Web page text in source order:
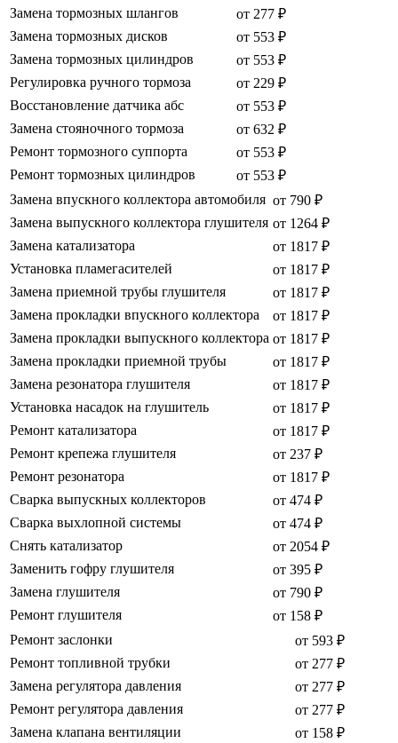
Замена тормозных шлангов
от 277 ₽
Замена тормозных дисков
от 553 ₽
Замена тормозных цилиндров
от 553 ₽
Регулировка ручного тормоза
от 229 ₽
Восстановление датчика абс
от 553 ₽
Замена стояночного тормоза
от 632 ₽
Ремонт тормозного суппорта
от 553 ₽
Ремонт тормозных цилиндров
от 553 ₽
Замена впускного коллектора автомобиля от 790 ₽
Замена выпускного коллектора глушителя от 1264 ₽
Замена катализатора
от 1817 ₽
Установка пламегасителей
от 1817 ₽
Замена приемной трубы глушителя
от 1817 ₽
Замена прокладки впускного коллектора
от 1817 ₽
Замена прокладки выпускного коллектора от 1817 ₽
Замена прокладки приемной трубы
от 1817 ₽
Замена резонатора глушителя
от 1817 ₽
Установка насадок на глушитель
от 1817 ₽
Ремонт катализатора
от 1817 ₽
Ремонт крепежа глушителя
от 237 ₽
Ремонт резонатора
от 1817 ₽
Сварка выпускных коллекторов
от 474 ₽
Сварка выхлопной системы
от 474 ₽
Снять катализатор
от 2054 ₽
Заменить гофру глушителя
от 395 ₽
Замена глушителя
от 790 ₽
Ремонт глушителя
от 158 ₽
Ремонт заслонки
от 593 ₽
Ремонт топливной трубки
от 277 ₽
Замена регулятора давления
от 277 ₽
Ремонт регулятора давления
от 277 ₽
Замена клапана вентиляции
от 158 ₽